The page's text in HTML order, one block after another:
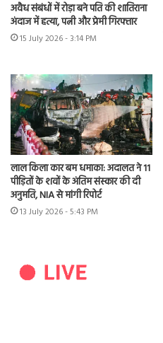
अवैध संबंधों में रोड़ा बने पति की शातिराना
अंदाज में हत्या, पत्नी और प्रेमी गिरफ्तार
15 July 2026 - 3:14 PM
लाल किला कार बम धमाका: अदालत ने 11
पीड़ितों के शवों के अंतिम संस्कार की दी
अनुमति, NIA से मांगी रिपोर्ट
13 July 2026 - 5:43 PM